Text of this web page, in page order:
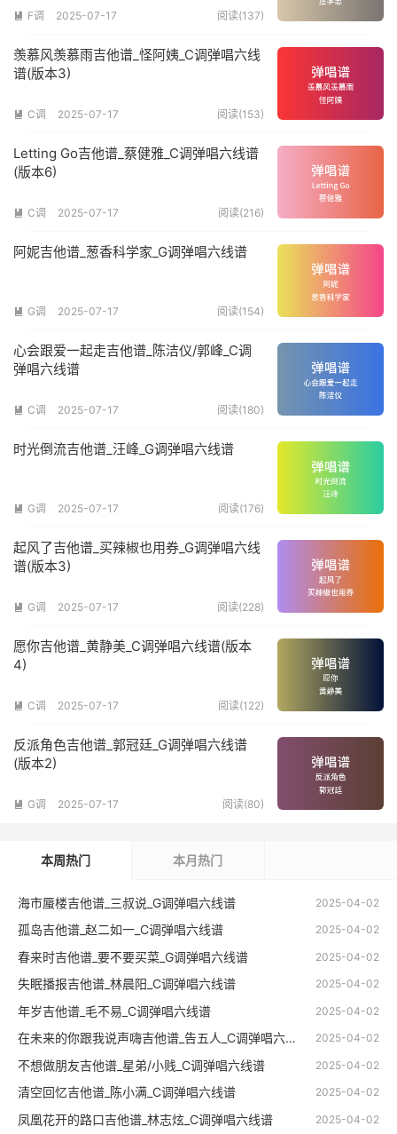
 F调 2025-07-17 阅读(137)
羡慕风羡慕雨吉他谱_怪阿姨_C调弹唱六线
谱(版本3)
 C调 2025-07-17 阅读(153)
Letting Go吉他谱_蔡健雅_C调弹唱六线谱
(版本6)
 C调 2025-07-17 阅读(216)
阿妮吉他谱_葱香科学家_G调弹唱六线谱
 G调 2025-07-17 阅读(154)
心会跟爱一起走吉他谱_陈洁仪/郭峰_C调
弹唱六线谱
 C调 2025-07-17 阅读(180)
时光倒流吉他谱_汪峰_G调弹唱六线谱
 G调 2025-07-17 阅读(176)
起风了吉他谱_买辣椒也用券_G调弹唱六线
谱(版本3)
 G调 2025-07-17 阅读(228)
愿你吉他谱_黄静美_C调弹唱六线谱(版本
4)
 C调 2025-07-17 阅读(122)
反派角色吉他谱_郭冠廷_G调弹唱六线谱
(版本2)
 G调 2025-07-17 阅读(80)
本周热门 本月热门
2025-04-02
海市蜃楼吉他谱_三叔说_G调弹唱六线谱
2025-04-02
孤岛吉他谱_赵二如一_C调弹唱六线谱
2025-04-02
春来时吉他谱_要不要买菜_G调弹唱六线谱
2025-04-02
失眠播报吉他谱_林晨阳_C调弹唱六线谱
2025-04-02
年岁吉他谱_毛不易_C调弹唱六线谱
2025-04-02
在未来的你跟我说声嗨吉他谱_告五人_C调弹唱六线谱
2025-04-02
不想做朋友吉他谱_星弟/小贱_C调弹唱六线谱
2025-04-02
清空回忆吉他谱_陈小满_C调弹唱六线谱
2025-04-02
凤凰花开的路口吉他谱_林志炫_C调弹唱六线谱